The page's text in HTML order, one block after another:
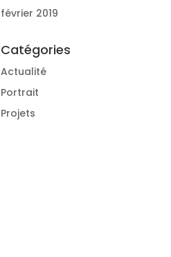
février 2019
Catégories
Actualité
Portrait
Projets